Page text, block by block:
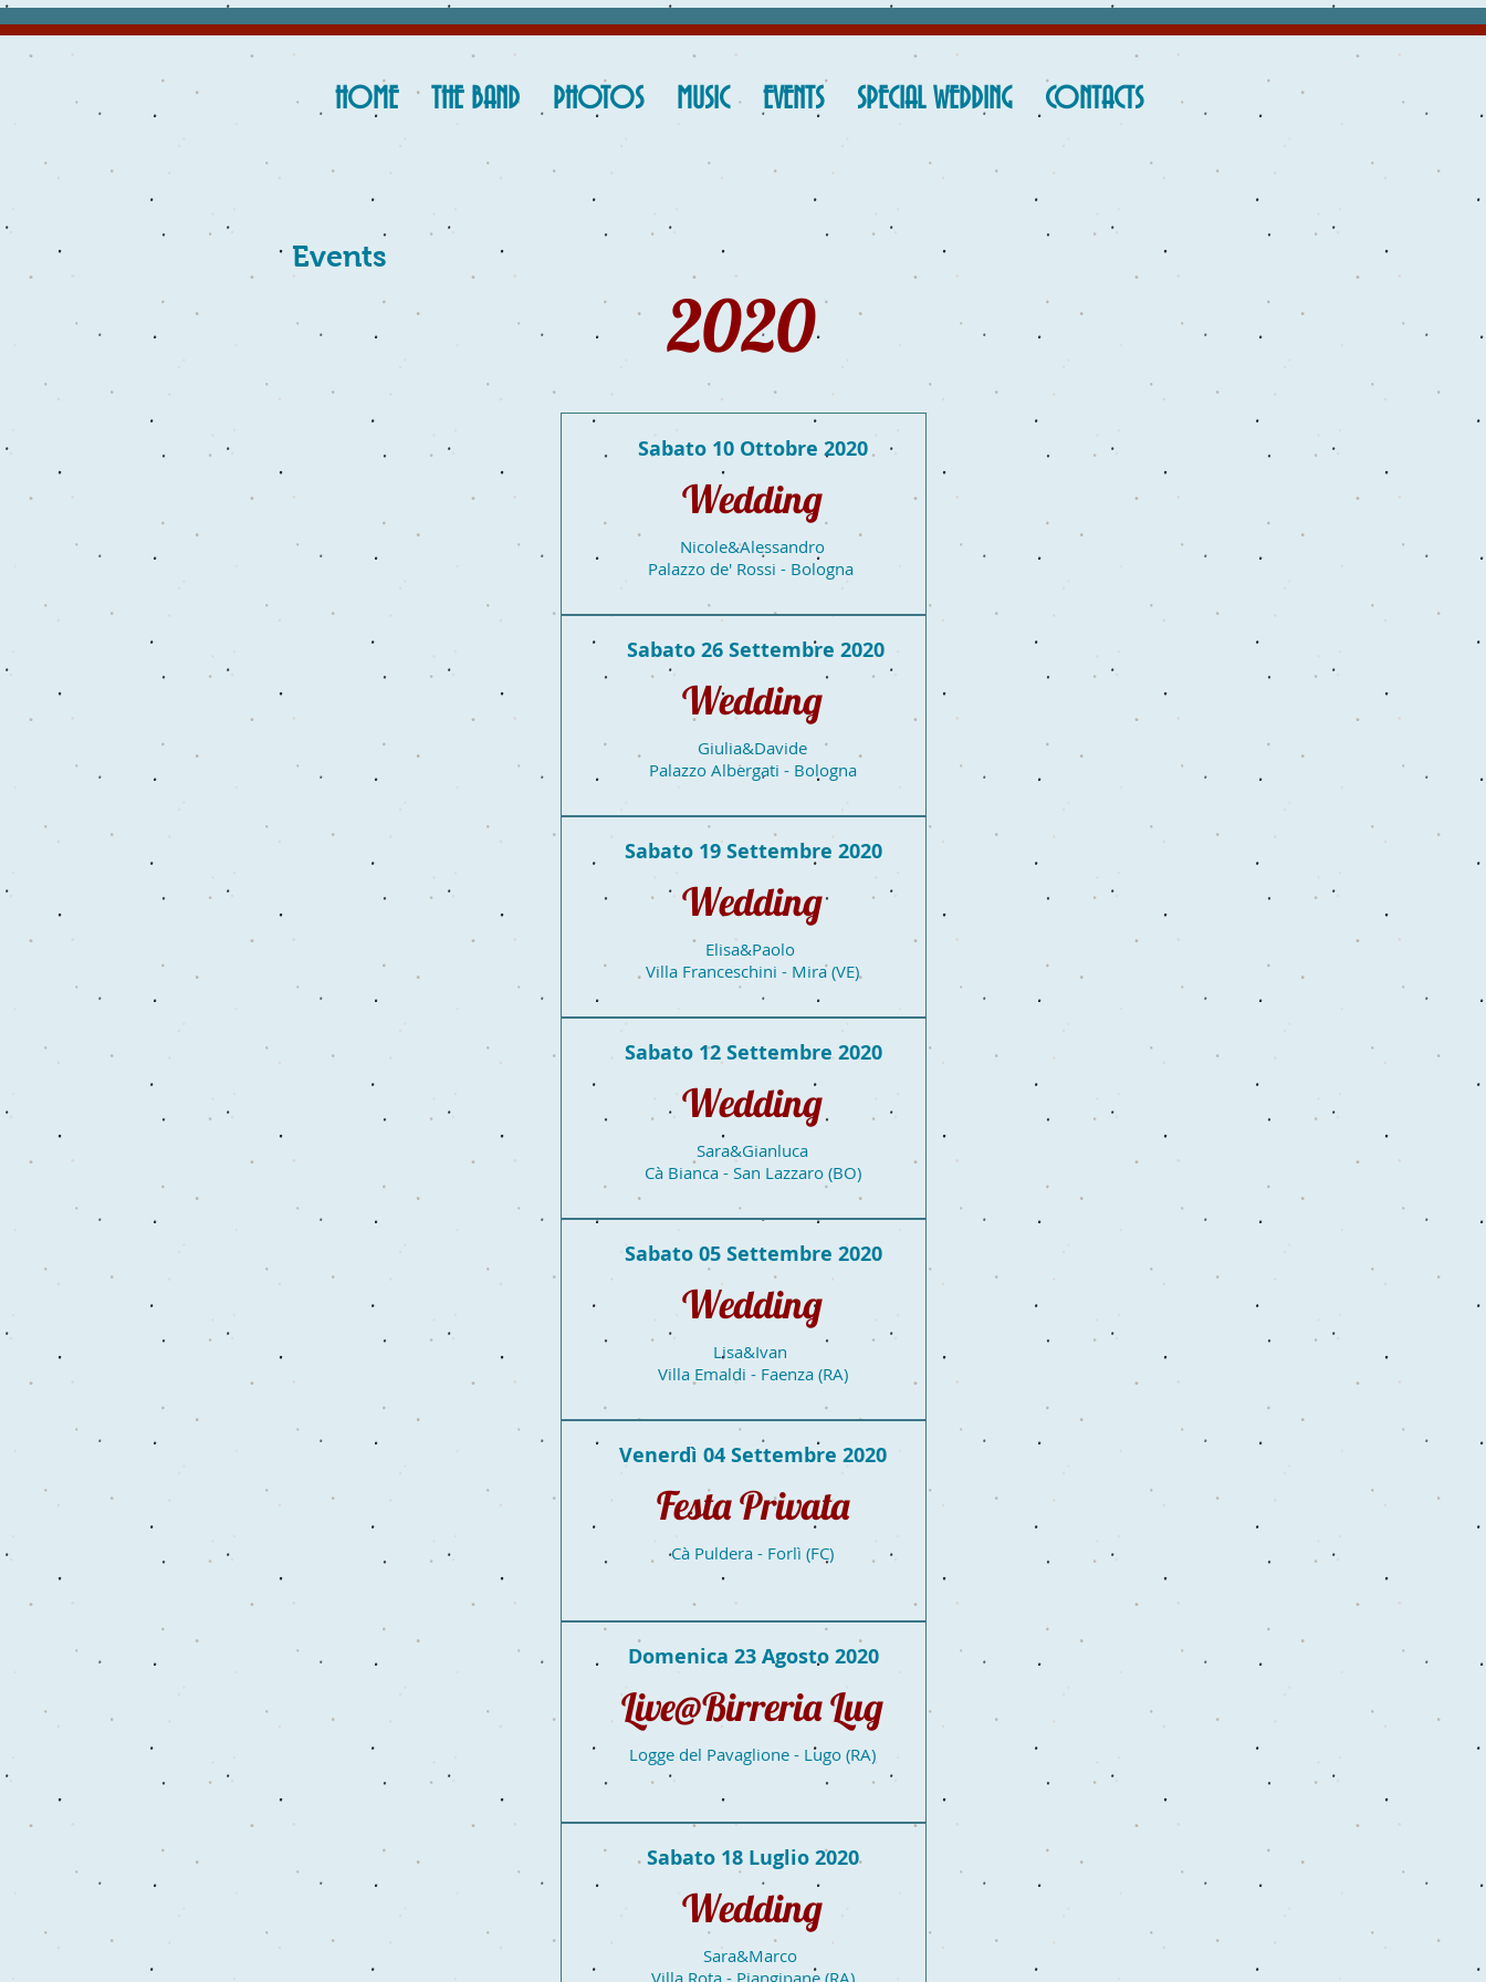
HOME THE BAND PHOTOS MUSIC EVENTS SPECIAL WEDDING CONTACTS
Events
2020
Sabato 10 Ottobre 2020
Wedding
Nicole&Alessandro
Palazzo de' Rossi - Bologna
Sabato 26 Settembre 2020
Wedding
Giulia&Davide
Palazzo Albergati - Bologna
Sabato 19 Settembre 2020
Wedding
Elisa&Paolo
Villa Franceschini - Mira (VE)
Sabato 12 Settembre 2020
Wedding
Sara&Gianluca
Cà Bianca - San Lazzaro (BO)
Sabato 05 Settembre 2020
Wedding
Lisa&Ivan
Villa Emaldi - Faenza (RA)
Venerdì 04 Settembre 2020
Festa Privata
Cà Puldera - Forlì (FC)
Domenica 23 Agosto 2020
Live@Birreria Lug
Logge del Pavaglione - Lugo (RA)
Sabato 18 Luglio 2020
Wedding
Sara&Marco
Villa Rota - Piangipane (RA)